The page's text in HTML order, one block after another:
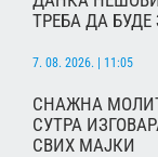
ТРЕБА ДА БУДЕ
7. 08. 2026. | 11:05
СНАЖНА
СУТРА
СВИХ МАЈКИ